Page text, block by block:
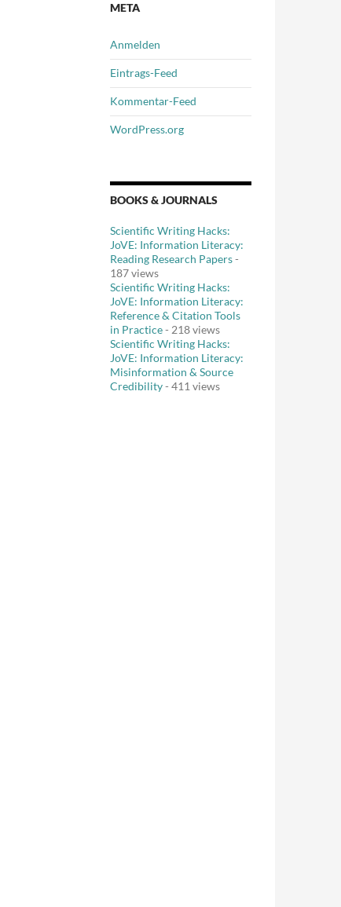
META
Anmelden
Eintrags-Feed
Kommentar-Feed
WordPress.org
BOOKS & JOURNALS
Scientific Writing Hacks:
JoVE: Information Literacy:
Reading Research Papers-
187 views
Scientific Writing Hacks:
JoVE: Information Literacy:
Reference & Citation Tools
in Practice- 218 views
Scientific Writing Hacks:
JoVE: Information Literacy:
Misinformation & Source
Credibility- 411 views